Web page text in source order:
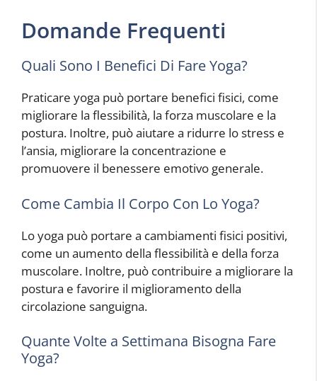
Domande Frequenti
Quali Sono I Benefici Di Fare Yoga?
Praticare yoga può portare benefici fisici, come
migliorare la flessibilità, la forza muscolare e la
postura. Inoltre, può aiutare a ridurre lo stress e
l’ansia, migliorare la concentrazione e
promuovere il benessere emotivo generale.
Come Cambia Il Corpo Con Lo Yoga?
Lo yoga può portare a cambiamenti fisici positivi,
come un aumento della flessibilità e della forza
muscolare. Inoltre, può contribuire a migliorare la
postura e favorire il miglioramento della
circolazione sanguigna.
Quante Volte a Settimana Bisogna Fare
Yoga?